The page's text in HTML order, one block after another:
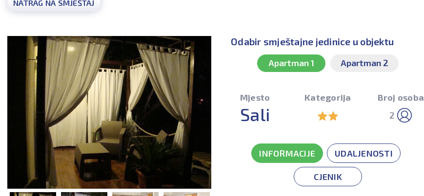
NATRAG NA SMJEŠTAJ
Odabir smještajne jedinice u objektu
Apartman 1 Apartman 2
Mjesto
Sali
Kategorija
Broj osoba
2
INFORMACIJE UDALJENOSTI
CJENIK